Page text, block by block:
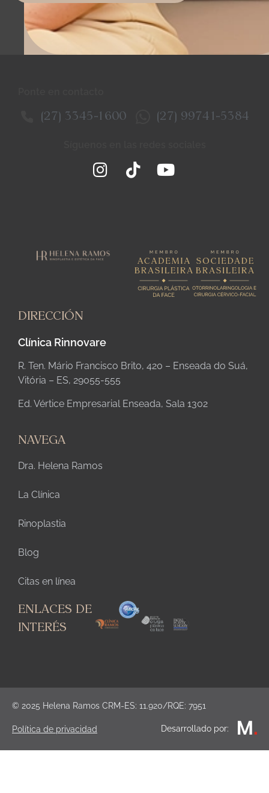
(27) 3345-1600 (27) 99741-5384
DIRECCIÓN
Clínica Rinnovare
R. Ten. Mário Francisco Brito, 420 – Enseada do Suá,
Vitória – ES, 29055-555
Ed. Vértice Empresarial Enseada, Sala 1302
NAVEGA
Dra. Helena Ramos
La Clínica
Rinoplastia
Blog
Citas en línea
ENLACES DE
INTERÉS
© 2025 Helena Ramos CRM-ES: 11.920/RQE: 7951
Política de privacidad Desarrollado por: